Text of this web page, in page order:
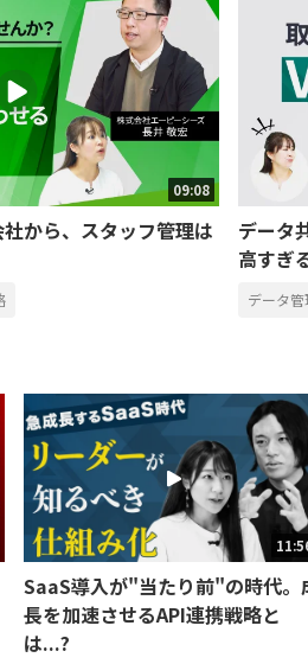
09:08
から、スタッフ管理は
データ
高すぎ
データ管
SaaS導入が"当たり前"の時代。
長を加速させるAPI連携戦略と
は...?